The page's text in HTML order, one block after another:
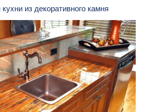
из декоративного камня